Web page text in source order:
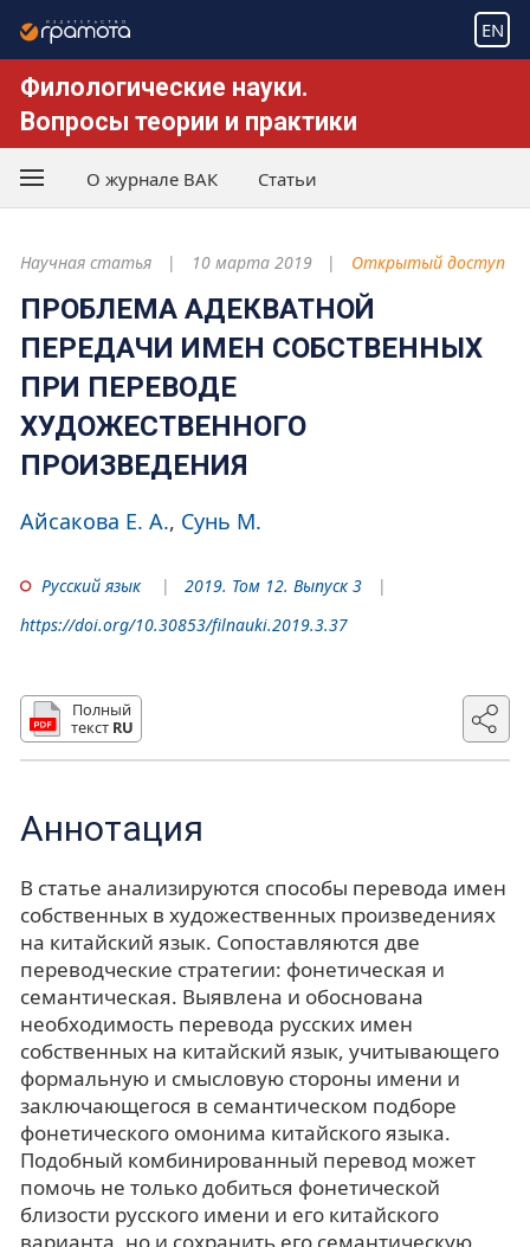
EN
Филологические науки.
Вопросы теории и практики
О журнале ВАК Статьи
Научная статья 10 марта 2019 Открытый доступ
ПРОБЛЕМА АДЕКВАТНОЙ
ПЕРЕДАЧИ ИМЕН СОБСТВЕННЫХ
ПРИ ПЕРЕВОДЕ
ХУДОЖЕСТВЕННОГО
ПРОИЗВЕДЕНИЯ
Айсакова Е. А. Сунь М.
Русский язык
2019. Том 12. Выпуск 3
https://doi.org/10.30853/filnauki.2019.3.37
Полный
текст RU
Аннотация
В статье анализируются способы перевода имен
собственных в художественных произведениях
на китайский язык. Сопоставляются две
переводческие стратегии: фонетическая и
семантическая. Выявлена и обоснована
необходимость перевода русских имен
собственных на китайский язык, учитывающего
формальную и смысловую стороны имени и
заключающегося в семантическом подборе
фонетического омонима китайского языка.
Подобный комбинированный перевод может
помочь не только добиться фонетической
близости русского имени и его китайского